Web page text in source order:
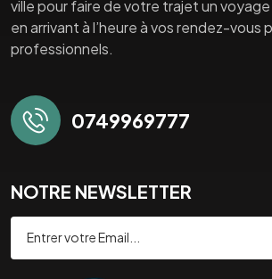
ville pour faire de votre trajet un
en arrivant à l’heure à vos rendez-vous
professionnels.
0749969777
NOTRE NEWSLETTER